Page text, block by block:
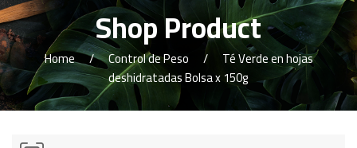
Shop Product
Home Control de Peso
Té Verde en hojas
deshidratadas Bolsa x 150g